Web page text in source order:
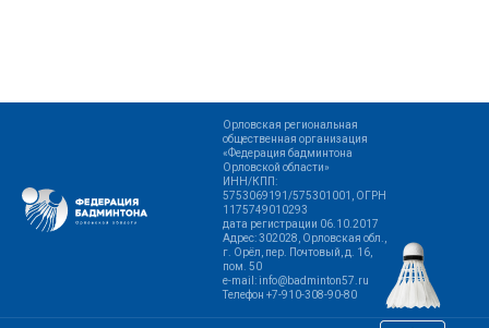
Орловская региональная
общественная организация
«Федерация бадминтона
Орловской области»
ИНН/КПП:
5753069191/575301001, ОГРН
1175749010293
дата регистрации 06.10.2017
Адрес: 302028, Орловская обл.,
г. Орёл, пер. Почтовый, д. 16,
пом. 50
e-mail: info@badminton57.ru
Телефон +7-910-308-90-80